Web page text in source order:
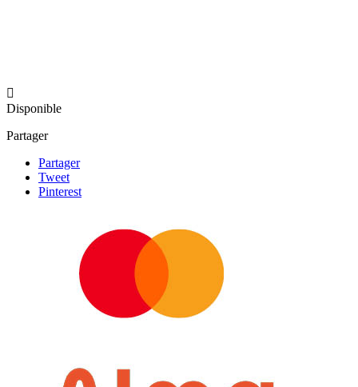

Disponible
Partager
Partager
Tweet
Pinterest